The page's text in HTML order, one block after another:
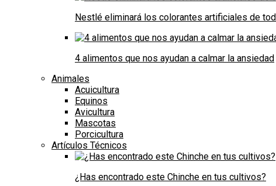
Nestlé eliminará los colorantes artificiales de
4 alimentos que nos ayudan a calmar la ansiedad
Animales
Acuicultura
Equinos
Avicultura
Mascotas
Porcicultura
Artículos Técnicos
¿Has encontrado este Chinche en tus cultivos?